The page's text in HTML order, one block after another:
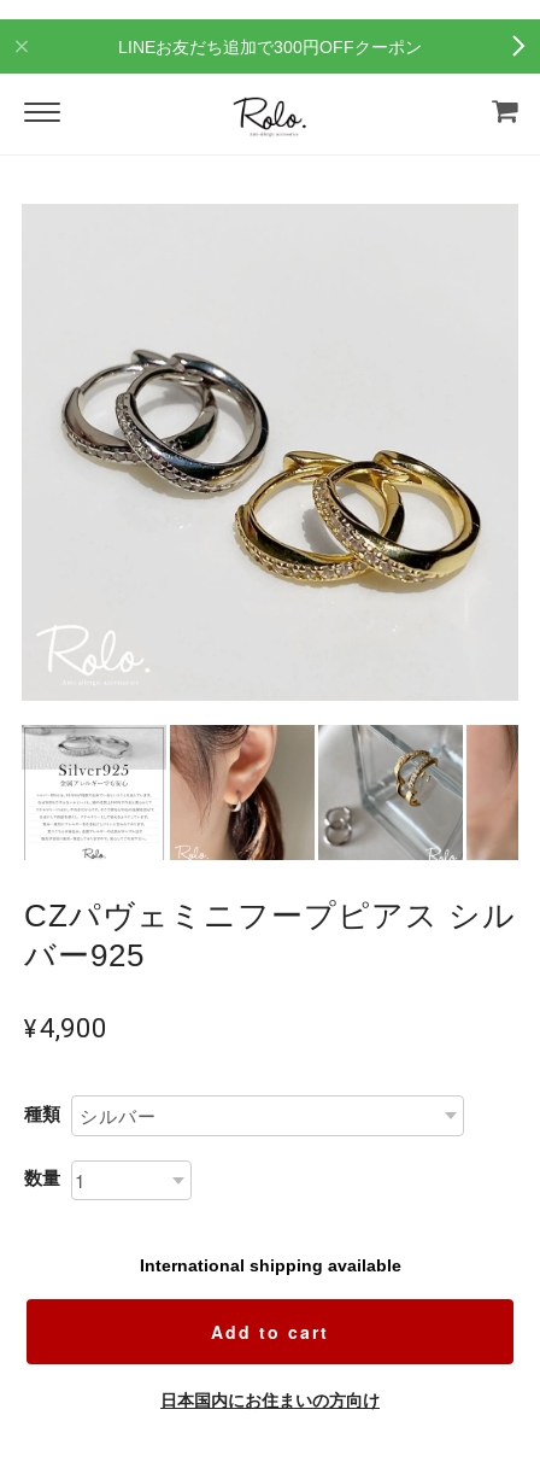
LINEお友だち追加で300円OFFクーポン
CZパヴェミニフープピアス シル
バー925
¥4,900
種類
数量
International shipping available
Add to cart
日本国内にお住まいの方向け